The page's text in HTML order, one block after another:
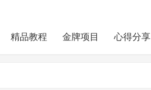
精品教程 金牌项目 心得分享